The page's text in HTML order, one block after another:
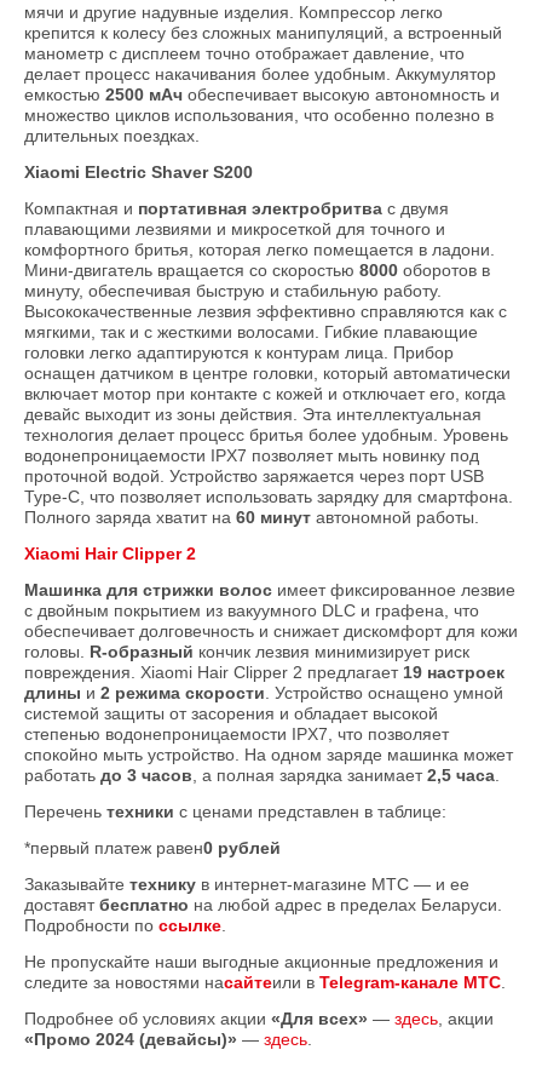
мячи и другие надувные изделия. Компрессор легко
крепится к колесу без сложных манипуляций, а встроенный
манометр с дисплеем точно отображает давление, что
делает процесс накачивания более удобным. Аккумулятор
емкостью 2500 мАч обеспечивает высокую автономность и
множество циклов использования, что особенно полезно в
длительных поездках.
Xiaomi Electric Shaver S200
Компактная и портативная электробритва с двумя
плавающими лезвиями и микросеткой для точного и
комфортного бритья, которая легко помещается в ладони.
Мини-двигатель вращается со скоростью 8000 оборотов в
минуту, обеспечивая быструю и стабильную работу.
Высококачественные лезвия эффективно справляются как с
мягкими, так и с жесткими волосами. Гибкие плавающие
головки легко адаптируются к контурам лица. Прибор
оснащен датчиком в центре головки, который автоматически
включает мотор при контакте с кожей и отключает его, когда
девайс выходит из зоны действия. Эта интеллектуальная
технология делает процесс бритья более удобным. Уровень
водонепроницаемости IPX7 позволяет мыть новинку под
проточной водой. Устройство заряжается через порт USB
Type-C, что позволяет использовать зарядку для смартфона.
Полного заряда хватит на 60 минут автономной работы.
Xiaomi Hair Clipper 2
Машинка для стрижки волос имеет фиксированное лезвие
с двойным покрытием из вакуумного DLC и графена, что
обеспечивает долговечность и снижает дискомфорт для кожи
головы. R-образный кончик лезвия минимизирует риск
повреждения. Xiaomi Hair Clipper 2 предлагает 19 настроек
длины и 2 режима скорости. Устройство оснащено умной
системой защиты от засорения и обладает высокой
степенью водонепроницаемости IPX7, что позволяет
спокойно мыть устройство. На одном заряде машинка может
работать до 3 часов, а полная зарядка занимает2,5 часа.
Перечень техники с ценами представлен в таблице:
*первый платеж равен0 рублей
Заказывайте технику в интернет-магазине МТС — и ее
доставятбесплатно на любой адрес в пределах Беларуси.
Подробности по ссылке.
Не пропускайте наши выгодные акционные предложения и
следите за новостями насайтеили в Telegram-канале МТС.
Подробнее об условиях акции «Для всех» — здесь, акции
«Промо 2024 (девайсы)» — здесь.